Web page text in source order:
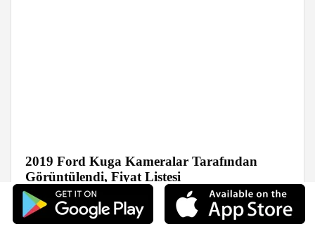
2019 Ford Kuga Kameralar Tarafından
Görüntülendi, Fiyat Listesi
Haberler